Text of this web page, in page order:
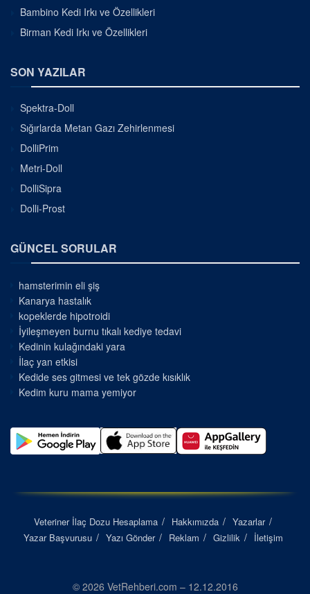
Bambino Kedi Irkı ve Özellikleri
Birman Kedi Irkı ve Özellikleri
SON YAZILAR
Spektra-Doll
Sığırlarda Metan Gazı Zehirlenmesi
DolliPrim
Metri-Doll
DolliSipra
Dolli-Prost
GÜNCEL SORULAR
hamsterimin eli şiş
Kanarya hastalık
kopeklerde hipotroidi
İyileşmeyen burnu tıkalı kediye tedavi
Kedinin kulağındaki yara
İlaç yan etkisi
Kedide ses gitmesi ve tek gözde kısıklık
Kedim kuru mama yemiyor
Veteriner İlaç Dozu Hesaplama Hakkımızda
Yazarlar
Yazar Başvurusu
Yazı Gönder Reklam Gizlilik İletişim
© 2026 VetRehberi.com – 12.12.2016